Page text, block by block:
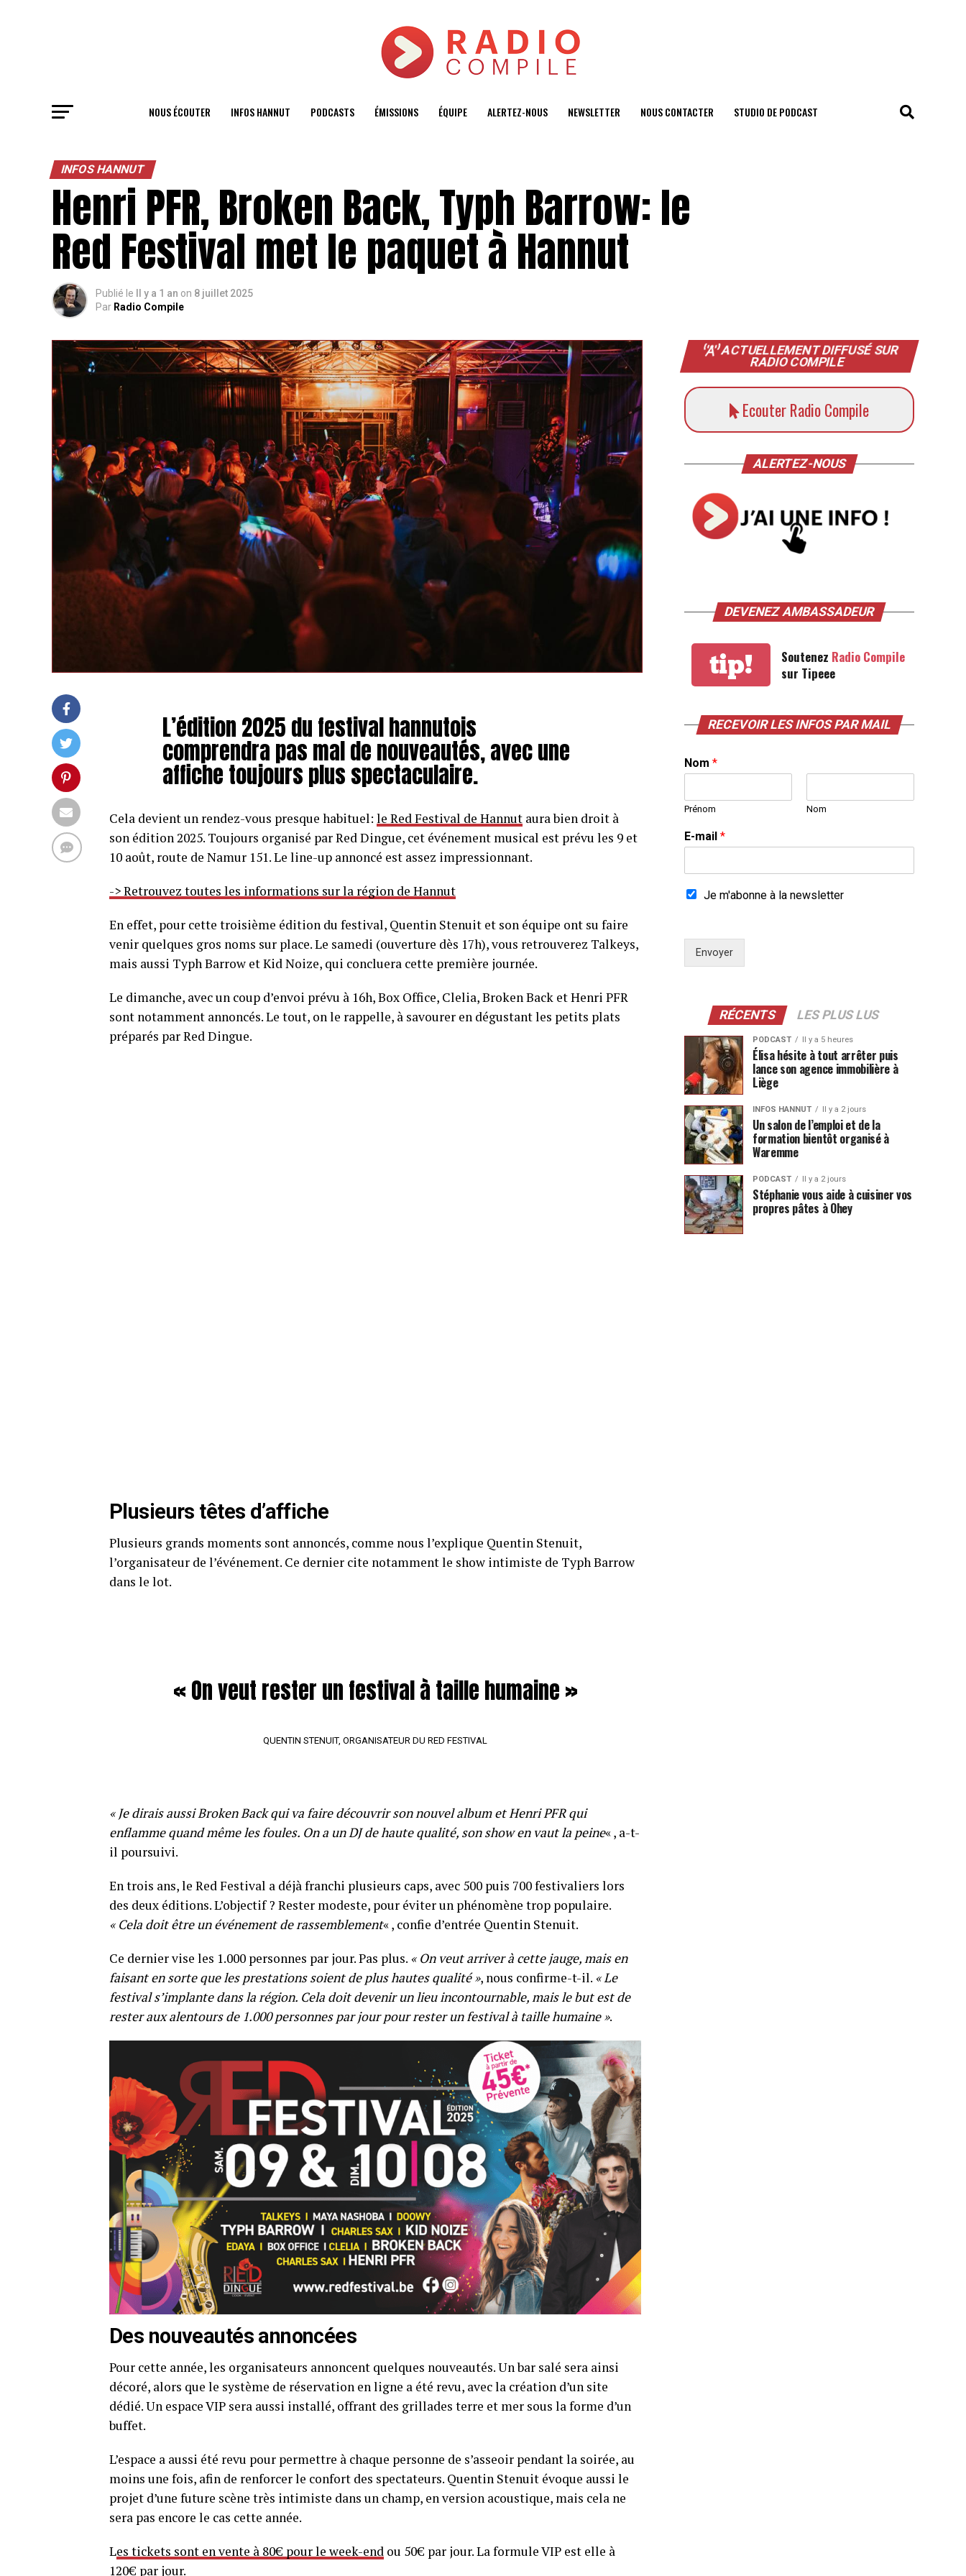
NOUS ÉCOUTER INFOS HANNUT PODCASTS ÉMISSIONS ÉQUIPE ALERTEZ-NOUS NEWSLETTER NOUS CONTACTER STUDIO DE PODCAST
INFOS HANNUT
Henri PFR, Broken Back, Typh Barrow: le
Red Festival met le paquet à Hannut
Publié le Il y a 1 an on 8 juillet 2025
Par Radio Compile
L’édition 2025 du festival hannutois
comprendra pas mal de nouveautés, avec une
affiche toujours plus spectaculaire.
Cela devient un rendez-vous presque habituel: le Red Festival de Hannut aura bien droit à
son édition 2025. Toujours organisé par Red Dingue, cet événement musical est prévu les 9 et
10 août, route de Namur 151. Le line-up annoncé est assez impressionnant.
-> Retrouvez toutes les informations sur la région de Hannut
En effet, pour cette troisième édition du festival, Quentin Stenuit et son équipe ont su faire
venir quelques gros noms sur place. Le samedi (ouverture dès 17h), vous retrouverez Talkeys,
mais aussi Typh Barrow et Kid Noize, qui concluera cette première journée.
Le dimanche, avec un coup d’envoi prévu à 16h, Box Office, Clelia, Broken Back et Henri PFR
sont notamment annoncés. Le tout, on le rappelle, à savourer en dégustant les petits plats
préparés par Red Dingue.
Plusieurs têtes d’affiche
Plusieurs grands moments sont annoncés, comme nous l’explique Quentin Stenuit,
l’organisateur de l’événement. Ce dernier cite notamment le show intimiste de Typh Barrow
dans le lot.
« On veut rester un festival à taille humaine »
QUENTIN STENUIT, ORGANISATEUR DU RED FESTIVAL
« Je dirais aussi Broken Back qui va faire découvrir son nouvel album et Henri PFR qui
enflamme quand même les foules. On a un DJ de haute qualité, son show en vaut la peine« , a-t-
il poursuivi.
En trois ans, le Red Festival a déjà franchi plusieurs caps, avec 500 puis 700 festivaliers lors
des deux éditions. L’objectif ? Rester modeste, pour éviter un phénomène trop populaire.
« Cela doit être un événement de rassemblement« , confie d’entrée Quentin Stenuit.
Ce dernier vise les 1.000 personnes par jour. Pas plus. « On veut arriver à cette jauge, mais en
faisant en sorte que les prestations soient de plus hautes qualité », nous confirme-t-il. « Le
festival s’implante dans la région. Cela doit devenir un lieu incontournable, mais le but est de
rester aux alentours de 1.000 personnes par jour pour rester un festival à taille humaine ».
Des nouveautés annoncées
Pour cette année, les organisateurs annoncent quelques nouveautés. Un bar salé sera ainsi
décoré, alors que le système de réservation en ligne a été revu, avec la création d’un site
dédié. Un espace VIP sera aussi installé, offrant des grillades terre et mer sous la forme d’un
buffet.
L’espace a aussi été revu pour permettre à chaque personne de s’asseoir pendant la soirée, au
moins une fois, afin de renforcer le confort des spectateurs. Quentin Stenuit évoque aussi le
projet d’une future scène très intimiste dans un champ, en version acoustique, mais cela ne
sera pas encore le cas cette année.
Les tickets sont en vente à 80€ pour le week-end ou 50€ par jour. La formule VIP est elle à
120€ par jour.
ACTUELLEMENT DIFFUSÉ SUR
RADIO COMPILE
Ecouter Radio Compile
ALERTEZ-NOUS
DEVENEZ AMBASSADEUR
tip! Soutenez Radio Compile
sur Tipeee
RECEVOIR LES INFOS PAR MAIL
Nom *
Prénom Nom
E-mail *
Je m'abonne à la newsletter
Envoyer
RÉCENTS LES PLUS LUS
PODCAST Il y a 5 heures
Élisa hésite à tout arrêter puis
lance son agence immobilière à
Liège
INFOS HANNUT Il y a 2 jours
Un salon de l’emploi et de la
formation bientôt organisé à
Waremme
PODCAST Il y a 2 jours
Stéphanie vous aide à cuisiner vos
propres pâtes à Ohey